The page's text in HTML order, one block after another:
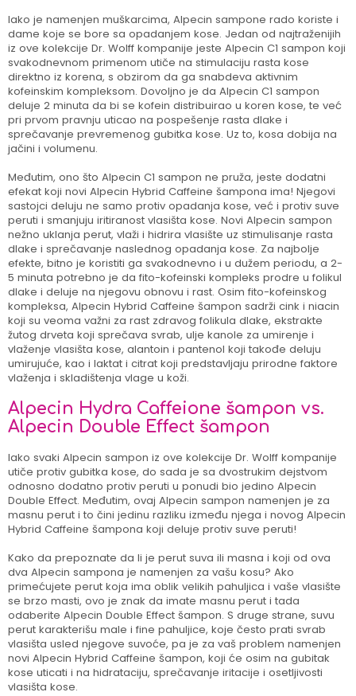
Iako je namenjen muškarcima, Alpecin sampone rado koriste i
dame koje se bore sa opadanjem kose. Jedan od najtraženijih
iz ove kolekcije Dr. Wolff kompanije jeste Alpecin C1 sampon koji
svakodnevnom primenom utiče na stimulaciju rasta kose
direktno iz korena, s obzirom da ga snabdeva aktivnim
kofeinskim kompleksom. Dovoljno je da Alpecin C1 sampon
deluje 2 minuta da bi se kofein distribuirao u koren kose, te već
pri prvom pravnju uticao na pospešenje rasta dlake i
sprečavanje prevremenog gubitka kose. Uz to, kosa dobija na
jačini i volumenu.
Međutim, ono što Alpecin C1 sampon ne pruža, jeste dodatni
efekat koji novi Alpecin Hybrid Caffeine šampona ima! Njegovi
sastojci deluju ne samo protiv opadanja kose, već i protiv suve
peruti i smanjuju iritiranost vlasišta kose. Novi Alpecin sampon
nežno uklanja perut, vlaži i hidrira vlasište uz stimulisanje rasta
dlake i sprečavanje naslednog opadanja kose. Za najbolje
efekte, bitno je koristiti ga svakodnevno i u dužem periodu, a 2-
5 minuta potrebno je da fito-kofeinski kompleks prodre u folikul
dlake i deluje na njegovu obnovu i rast. Osim fito-kofeinskog
kompleksa, Alpecin Hybrid Caffeine šampon sadrži cink i niacin
koji su veoma važni za rast zdravog folikula dlake, ekstrakte
žutog drveta koji sprečava svrab, ulje kanole za umirenje i
vlaženje vlasišta kose, alantoin i pantenol koji takođe deluju
umirujuće, kao i laktat i citrat koji predstavljaju prirodne faktore
vlaženja i skladištenja vlage u koži.
Alpecin Hydra Caffeione šampon vs.
Alpecin Double Effect šampon
Iako svaki Alpecin sampon iz ove kolekcije Dr. Wolff kompanije
utiče protiv gubitka kose, do sada je sa dvostrukim dejstvom
odnosno dodatno protiv peruti u ponudi bio jedino Alpecin
Double Effect. Međutim, ovaj Alpecin sampon namenjen je za
masnu perut i to čini jedinu razliku između njega i novog Alpecin
Hybrid Caffeine šampona koji deluje protiv suve peruti!
Kako da prepoznate da li je perut suva ili masna i koji od ova
dva Alpecin sampona je namenjen za vašu kosu? Ako
primećujete perut koja ima oblik velikih pahuljica i vaše vlasište
se brzo masti, ovo je znak da imate masnu perut i tada
odaberite Alpecin Double Effect šampon. S druge strane, suvu
perut karakterišu male i fine pahuljice, koje često prati svrab
vlasišta usled njegove suvoće, pa je za vaš problem namenjen
novi Alpecin Hybrid Caffeine šampon, koji će osim na gubitak
kose uticati i na hidrataciju, sprečavanje iritacije i osetljivosti
vlasišta kose.